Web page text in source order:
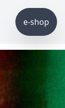
e-shop